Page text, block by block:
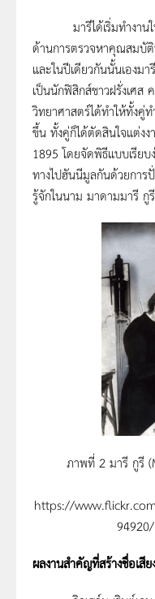
มารีได้เริ่มทำงานใน
ด้านการตรวจหาคุณสมบัติ
และในปีเดียวกันนั้นเองม
เป็นนักฟิสิกส์ชาวฝรั่งเศส
วิทยาศาสตร์ได้ทำให้ทั้งคู่
ขึ้น ทั้งคู่ก็ได้ตัดสินใจแต่ง
1895 โดยจัดพิธีแบบเรีย
ทางไปฮันนีมูลกันด้วยการ
รู้จักในนาม มาดามมารี กู
ภาพที่ 2 มารี กูรี
https://
ผลงานสำคัญที่สร้างชื่อเสี